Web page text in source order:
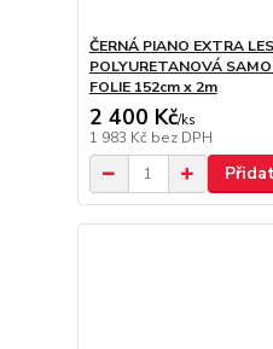
ČERNÁ PIANO EXTRA
POLYURETANOVÁ
FOLIE 152cm x 2m
2 400 Kč/ks
1 983 Kč bez DPH